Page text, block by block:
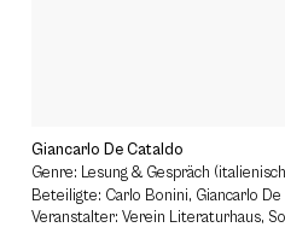
Giancarlo De Cataldo
Genre: Lesung & Gespräch
Beteiligte: Carlo Bonini, Giancarlo De
Veranstalter: Verein Literaturhaus,